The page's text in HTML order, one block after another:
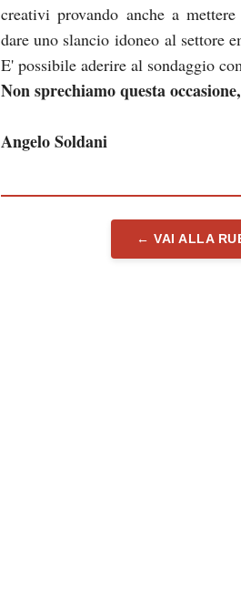
creativi provando anche a
dare uno slancio idoneo al settore
E' possibile aderire al sondaggio
Non sprechiamo questa
Angelo Soldani
← VAI ALLA